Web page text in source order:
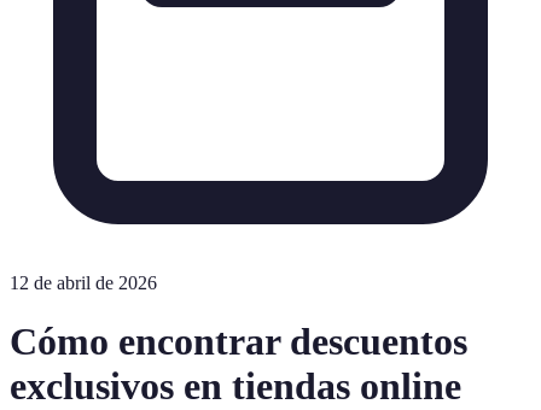
12 de abril de 2026
Cómo encontrar descuentos
exclusivos en tiendas online